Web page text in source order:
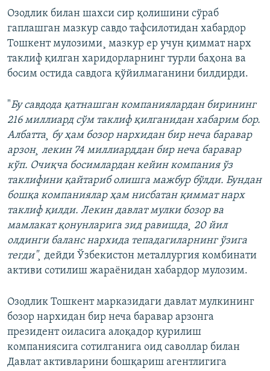
Озодлик билан шахси сир қолишини сўраб
гаплашган мазкур савдо тафсилотидан хабардор
Тошкент мулозими¸ мазкур ер учун қиммат нарх
таклиф қилган харидорларнинг турли баҳона ва
босим остида савдога қўйилмаганини билдирди.
"Бу савдода қатнашган компаниялардан бирининг
216 миллиард сўм таклиф қилганидан хабарим бор.
Албатта¸ бу ҳам бозор нархидан бир неча баравар
арзон¸ лекин 74 миллиарддан бир неча баравар
кўп. Очиқча босимлардан кейин компания ўз
таклифини қайтариб олишга мажбур бўлди. Бундан
бошқа компаниялар ҳам нисбатан қиммат нарх
таклиф қилди. Лекин давлат мулки бозор ва
мамлакат қонунларига зид равишда¸ 20 йил
олдинги баланс нархида тепадагиларнинг ўзига
тегди"¸ дейди Ўзбекистон металлургия комбинати
активи сотилиш жараëнидан хабардор мулозим.
Озодлик Тошкент марказидаги давлат мулкининг
бозор нархидан бир неча баравар арзонга
президент оиласига алоқадор қурилиш
компаниясига сотилганига оид саволлар билан
Давлат активларини бошқариш агентлигига